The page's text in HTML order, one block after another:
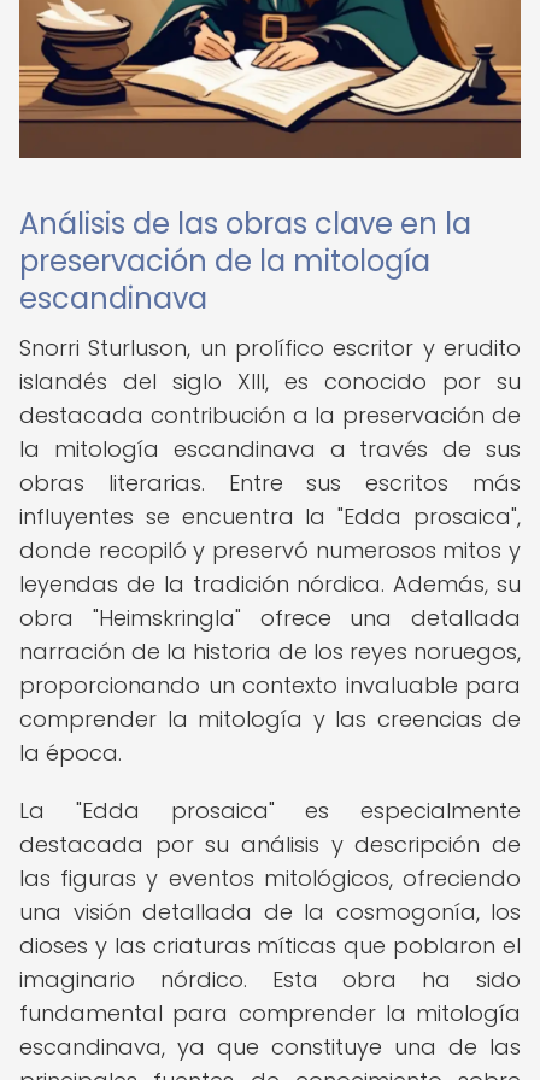
Análisis de las obras clave en la
preservación de la mitología
escandinava
Snorri Sturluson, un prolífico escritor y erudito
islandés del siglo XIII, es conocido por su
destacada contribución a la preservación de
la mitología escandinava a través de sus
obras literarias. Entre sus escritos más
influyentes se encuentra la "Edda prosaica",
donde recopiló y preservó numerosos mitos y
leyendas de la tradición nórdica. Además, su
obra "Heimskringla" ofrece una detallada
narración de la historia de los reyes noruegos,
proporcionando un contexto invaluable para
comprender la mitología y las creencias de
la época.
La "Edda prosaica" es especialmente
destacada por su análisis y descripción de
las figuras y eventos mitológicos, ofreciendo
una visión detallada de la cosmogonía, los
dioses y las criaturas míticas que poblaron el
imaginario nórdico. Esta obra ha sido
fundamental para comprender la mitología
escandinava, ya que constituye una de las